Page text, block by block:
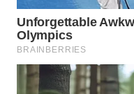
WN
NATUNA
WN
BINTAN